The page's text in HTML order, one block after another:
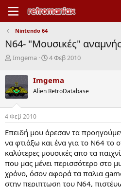
Nintendo 64
N64- "Moυσικές"
Έ
α
ρ
ξ
η
μ
ί
α
ς
Imgema
Η
ρ
ο
η
α
έ
ν
α
ρ
4 Φεβ 2010
Imgema
Alien RetroDatabase
4 Φεβ 2010
Επειδή μου άρεσαν τα
να φτιάξω και ένα για το N64 το
καλύτερες μουσικές απο τα
που μας μένει περισσότερο στο
χρόνο, όσον αφορά τα παλια
στην περιπτωση του N64,